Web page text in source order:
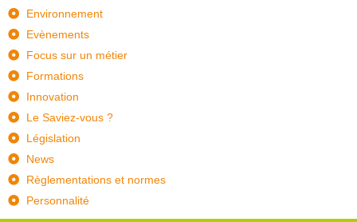
Environnement
Evènements
Focus sur un métier
Formations
Innovation
Le Saviez-vous ?
Législation
News
Règlementations et normes
Personnalité